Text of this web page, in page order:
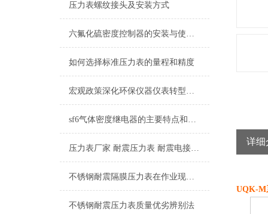
压力表螺纹接头及安装方式
六氟化硫密度控制器的安装与使用过程是至关重要的
如何选择标准压力表的量程和精度
宏观政策深化环保仪器仪表转型发展
sf6气体密度继电器的主要特点和具体操作流程
压力表厂家 耐震压力表 耐震电接点压力表 隔膜压力表
不锈钢耐震隔膜压力表在作业现场的温度情况有哪些要注意的点
不锈钢耐震压力表质量优劣辨别法
详细
UQK-M